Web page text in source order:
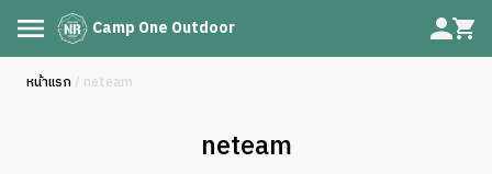
Camp One Outdoor
หน้าแรก / neteam
neteam